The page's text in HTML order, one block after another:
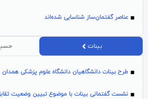
عناصر گفتمان‌ساز شناسایی شده‌اند
بینات
طرح بینات دانشگاهیان دانشگاه علوم پزشکی همدان
نشست گفتمانی بینات با موضوع تبیین وضعیت